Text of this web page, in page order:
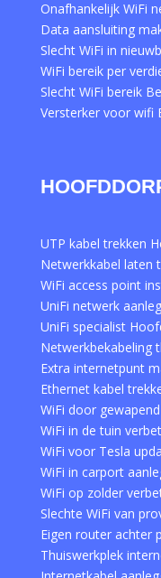
Onafhankelijk WiFi
Data aansluiting
Slecht WiFi in
WiFi bereik per
Slecht WiFi bereik
Versterker voor wifi
UTP kabel trekken
Netwerkkabel laten
WiFi access point
UniFi netwerk
UniFi specialist
Netwerkbekabeling
Extra internetpunt
Ethernet kabel
WiFi door
WiFi in de tuin
WiFi voor Tesla
WiFi in carport
WiFi op zolder
Slechte WiFi van
Eigen router achter
Thuiswerkplek